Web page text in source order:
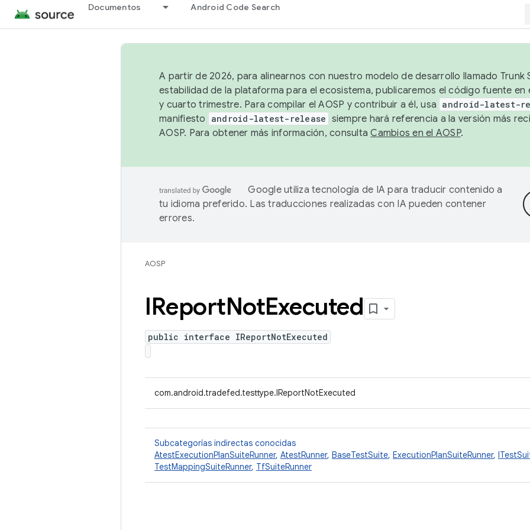
Documentos Android Code Search
A partir de 2026, para alinearnos con nuestro modelo de desarrollo llamado Trunk
estabilidad de la plataforma para el ecosistema, publicaremos el código fuente en
y cuarto trimestre. Para compilar el AOSP y contribuir a él, usa android-latest-
manifiesto android-latest-release siempre hará referencia a la versión más
AOSP. Para obtener más información, consultaCambios en el AOSP.
Google utiliza tecnología de IA para traducir contenido a
tu idioma preferido. Las traducciones realizadas con IA pueden contener
errores.
AOSP
IReportNotExecuted
public interface IReportNotExecuted
com.android.tradefed.testtype.IReportNotExecuted
Subcategorías indirectas conocidas
AtestExecutionPlanSuiteRunner, AtestRunner, BaseTestSuite, ExecutionPlanSuiteRunner,
TestMappingSuiteRunner, TfSuiteRunner